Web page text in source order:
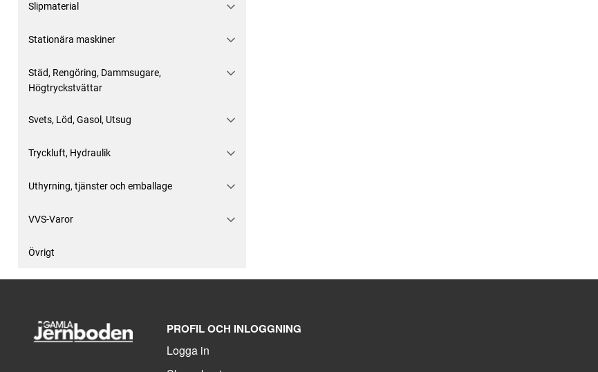
Slipmaterial
Stationära maskiner
Städ, Rengöring, Dammsugare,
Högtryckstvättar
Svets, Löd, Gasol, Utsug
Tryckluft, Hydraulik
Uthyrning, tjänster och emballage
VVS-Varor
Övrigt
PROFIL OCH INLOGGNING
Logga in